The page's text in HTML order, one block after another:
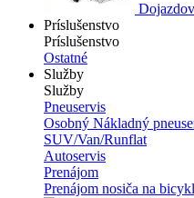
Príslušenstvo
Príslušenstvo
Ostatné
Služby
Služby
Pneuservis
Osobný Nákladný
SUV/Van/Runflat
Autoservis
Prenájom
Prenájom nosiča na